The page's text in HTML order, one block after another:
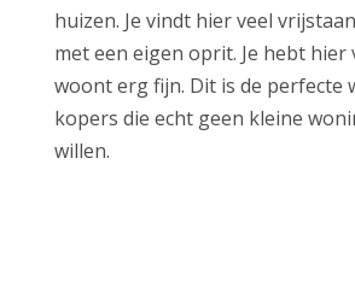
huizen. Je vindt hier veel
met een eigen oprit. Je hebt hier
woont erg fijn. Dit is de perfecte
kopers die echt geen kleine
willen.